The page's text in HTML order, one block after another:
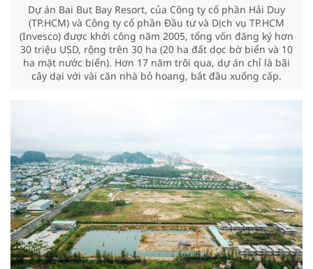
Dự án Bai But Bay Resort, của Công ty cổ phần Hải Duy
(TP.HCM) và Công ty cổ phần Đầu tư và Dịch vụ TP.HCM
(Invesco) được khởi công năm 2005, tổng vốn đăng ký hơn
30 triệu USD, rộng trên 30 ha (20 ha đất dọc bờ biển và 10
ha mặt nước biển). Hơn 17 năm trôi qua, dự án chỉ là bãi
cây dại với vài căn nhà bỏ hoang, bắt đầu xuống cấp.